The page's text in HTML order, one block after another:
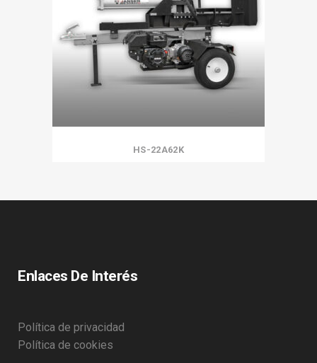
HS-22A62K
Enlaces De Interés
Política de privacidad
Política de cookies